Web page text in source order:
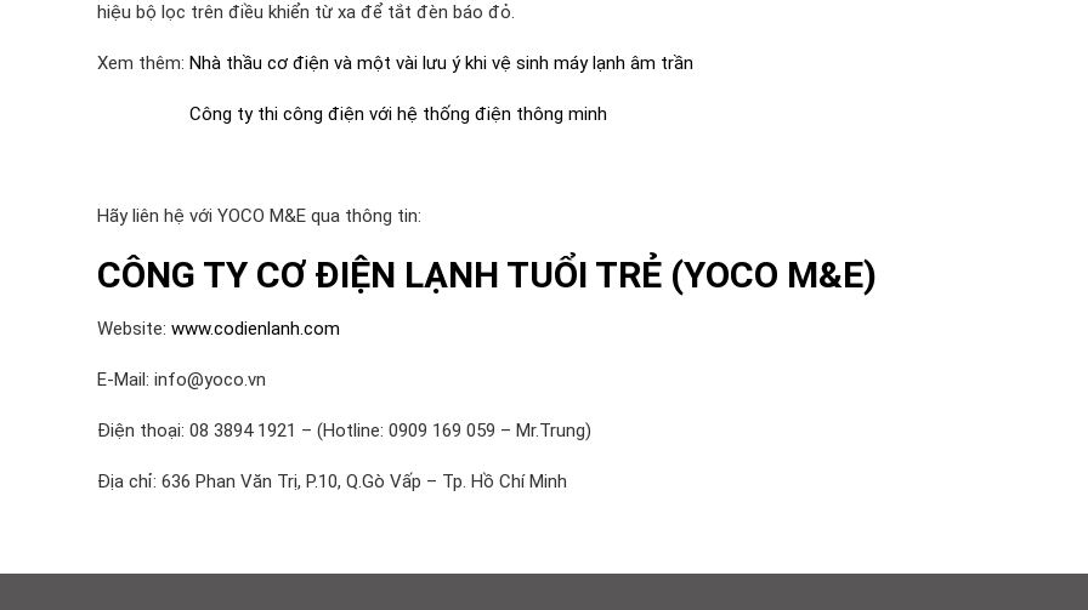
hiệu bộ lọc trên điều khiển từ xa để tắt đèn báo đỏ.
Xem thêm: Nhà thầu cơ điện và một vài lưu ý khi vệ sinh máy lạnh âm trần
Công ty thi công điện với hệ thống điện thông minh
Hãy liên hệ với YOCO M&E qua thông tin:
CÔNG TY CƠ ĐIỆN LẠNH TUỔI TRẺ (YOCO M&E)
Website: www.codienlanh.com
E-Mail: info@yoco.vn
Điện thoại: 08 3894 1921 – (Hotline: 0909 169 059 – Mr.Trung)
Địa chỉ: 636 Phan Văn Trị, P.10, Q.Gò Vấp – Tp. Hồ Chí Minh